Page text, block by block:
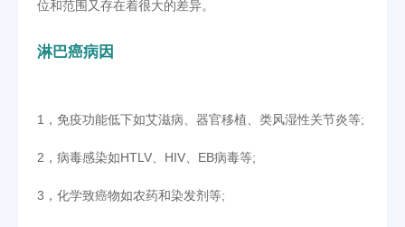
位和范围又存在着很大的差异。
淋巴癌病因
1 ，免疫功能低下如艾滋病、器官移植、类风湿性关节炎等;
2 ，病毒感染如HTLV、HIV、EB病毒等;
3 ，化学致癌物如农药和染发剂等;